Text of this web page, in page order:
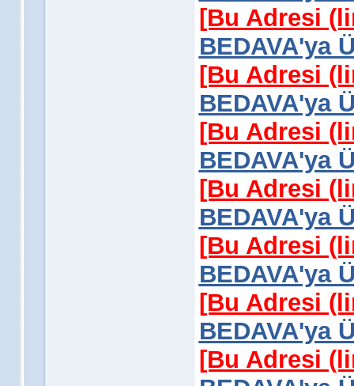
[Bu Adresi
BEDAVA'ya
[Bu Adresi
BEDAVA'ya
[Bu Adresi
BEDAVA'ya
[Bu Adresi
BEDAVA'ya
[Bu Adresi
BEDAVA'ya
[Bu Adresi
BEDAVA'ya
[Bu Adresi